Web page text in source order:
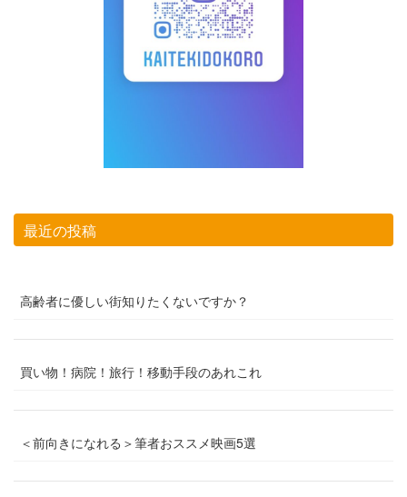
最近の投稿
高齢者に優しい街知りたくないですか？
買い物！病院！旅行！移動手段のあれこれ
＜前向きになれる＞筆者おススメ映画5選